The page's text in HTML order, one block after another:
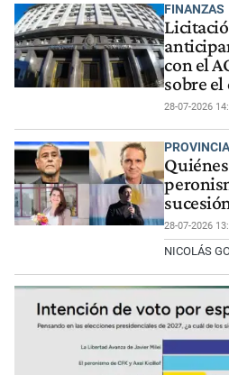
FINANZAS
con el
sobre
28-07-2026
28-07-2026
NICOLÁS